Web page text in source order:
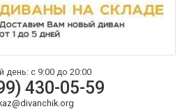
Контакты
день: с 9:00 до 20:00
430-05-59